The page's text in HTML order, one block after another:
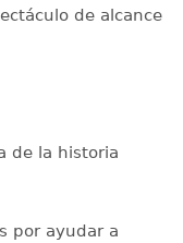
de alcance
de la historia
por ayudar a